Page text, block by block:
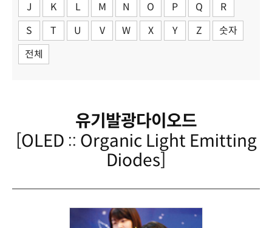
J
K L M N O P Q
R
S
T U V W X Y Z
숫자
전체
유기발광다이오드
[OLED :: Organic Light Emitting
Diodes]